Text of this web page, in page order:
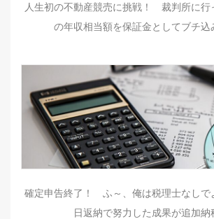
人生初の不動産競売に挑戦！ 裁判所に
の年収相当額を保証金としてブチ込
確定申告終了！ ふ～、俺は税理士なし
日返納で努力した成果が追加納